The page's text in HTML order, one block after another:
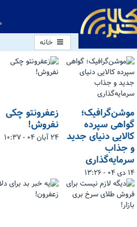
خانه
موشن‌گرافیک؛
گواهی سپرده
کالایی دنیای جدید
و جذاب
سرمایه‌گذاری
۱۴ دی ۰۴ - ۱۳:۲۶
زعفرونتو چکی
نفروش!
۲۴ آبان ۰۴ - ۱۰:۳۷